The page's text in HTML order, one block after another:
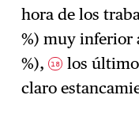
hora de los
%) muy inferior
%),18 los
claro